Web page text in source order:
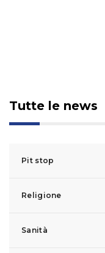
Tutte le news
Pit stop
Religione
Sanità